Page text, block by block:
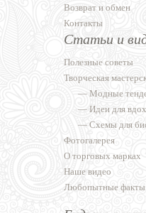
Возврат и обмен
Контакты
Статьи и
Полезные советы
Творческая
— Модные
— Идеи для
— Схемы для
Фотогалерея
О торговых марках
Наше видео
Любопытные факты